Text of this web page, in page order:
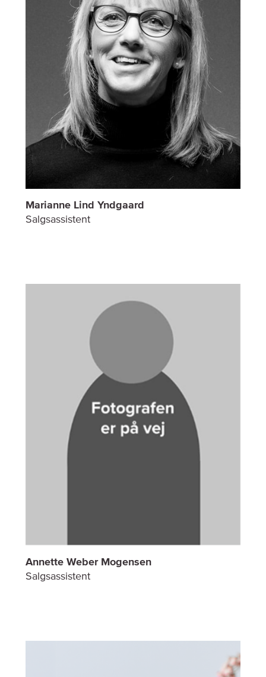
Marianne Lind Yndgaard
Salgsassistent
Annette Weber Mogensen
Salgsassistent